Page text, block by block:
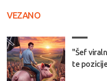
VEZANO
"Šef
te